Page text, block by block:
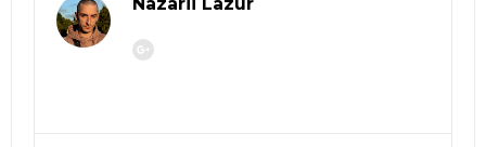
Nazarii Lazur